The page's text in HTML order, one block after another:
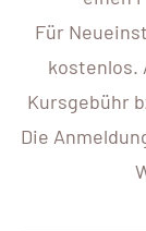
Für
kostenlos.
Kursgebühr
Die